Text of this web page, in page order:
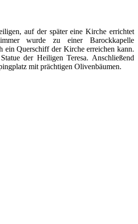
auf der später eine Kirche errichtet
wurde zu einer Barockkapelle
ein Querschiff der Kirche erreichen kann.
der Heiligen Teresa. Anschließend
mit prächtigen Olivenbäumen.